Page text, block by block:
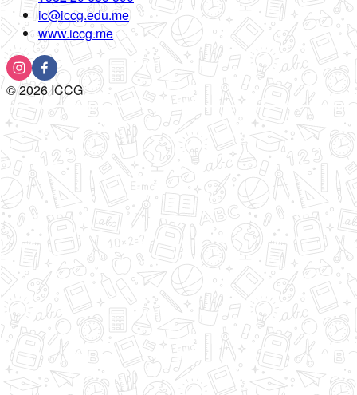
ic@iccg.edu.me
www.iccg.me
©2026ICCG